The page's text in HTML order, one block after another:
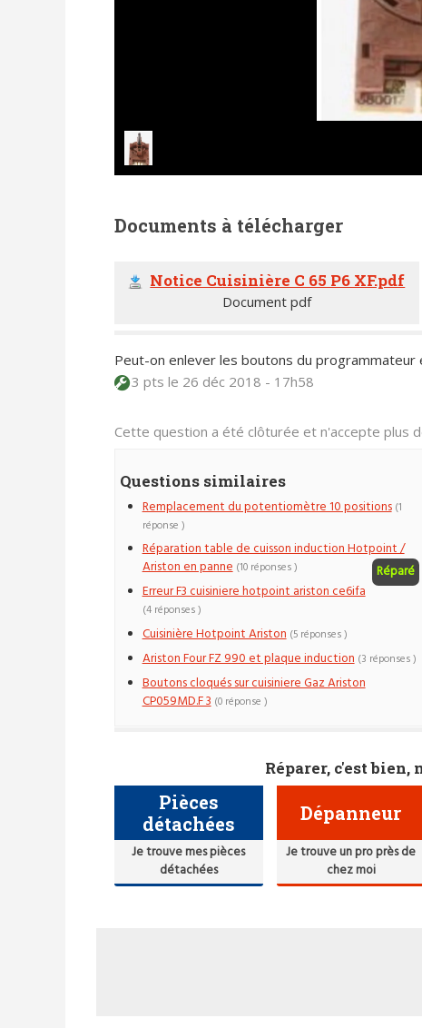
Documents à télécharger
Notice Cuisinière C 65 P6 XF.pdf
Document pdf
Peut-on enlever les boutons du
3 pts le 26 déc 2018 - 17h58
Cette question a été clôturée et n'accepte plus
Questions similaires
Remplacement du potentiomètre 10 positions (1
réponse )
Réparation table de cuisson induction Hotpoint /
Ariston en panne
Réparé
(10 réponses )
Erreur F3 cuisiniere hotpoint ariston ce6ifa
(4 réponses )
Cuisinière Hotpoint Ariston (5 réponses )
Ariston Four FZ 990 et plaque induction (3 réponses )
Boutons cloqués sur cuisiniere Gaz Ariston
CP059MD.F 3 (0 réponse )
Réparer, c'est bien,
Pièces
détachées
Je trouve mes pièces
détachées
Dépanneur
Je trouve un pro près de
chez moi